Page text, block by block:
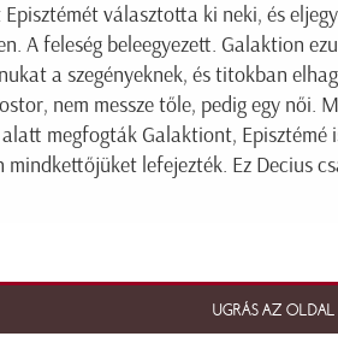
választotta ki neki, és
A feleség beleegyezett. Galaktion
a szegényeknek, és titokban
nem messze tőle, pedig egy női.
megfogták Galaktiont,
lefejezték. Ez Decius
UGRÁS AZ OLDAL